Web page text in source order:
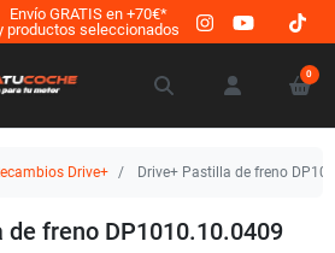
Envío GRATIS en +70€*
productos seleccionados
0
Drive+ Drive+ Pastilla de freno
de freno DP1010.10.0409